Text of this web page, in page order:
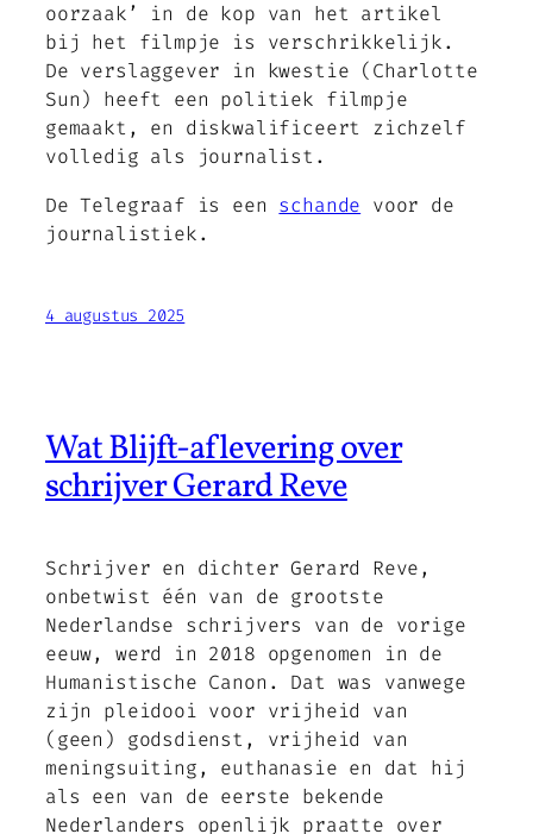
oorzaak’ in de kop van het artikel
bij het filmpje is verschrikkelijk.
De verslaggever in kwestie (Charlotte
Sun) heeft een politiek filmpje
gemaakt, en diskwalificeert zichzelf
volledig als journalist.
De Telegraaf is een schande voor de
journalistiek.
4 augustus 2025
Wat Blijft-aflevering over
schrijver Gerard Reve
Schrijver en dichter Gerard Reve,
onbetwist één van de grootste
Nederlandse schrijvers van de vorige
eeuw, werd in 2018 opgenomen in de
Humanistische Canon. Dat was vanwege
zijn pleidooi voor vrijheid van
(geen) godsdienst, vrijheid van
meningsuiting, euthanasie en dat hij
als een van de eerste bekende
Nederlanders openlijk praatte over